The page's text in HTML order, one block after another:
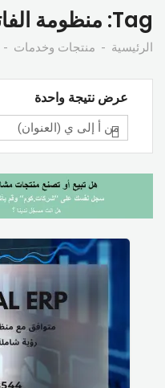
Tag: منظومة
الرئيسية منتجات وخدمات
عرض نتيجة واحدة